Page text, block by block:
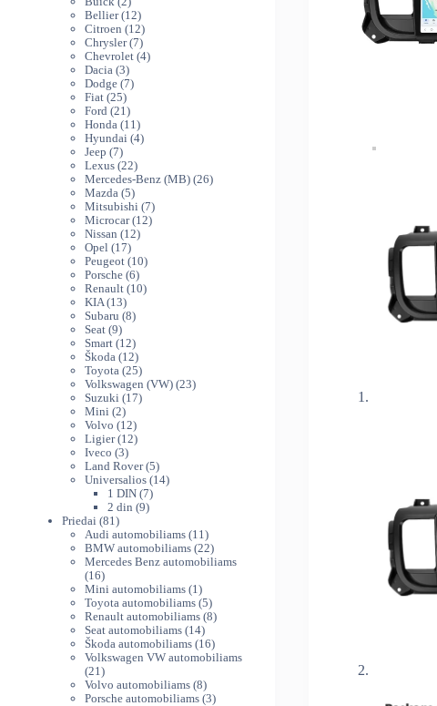
produktai
Bellier 1212
produktų
Citroen 1212
produktų
Chrysler 77
produktai
Chevrolet 44
Dacia 33
produktai
Dodge 77
Fiat 2525
produktai
Ford 21 21
produktas
Honda 11 11
produktų
Hyundai 44
Jeep 77
produktai
Lexus 2222
produktai
Mercedes-Benz (MB) 2626
Mazda 55
produktai
Mitsubishi 77
produktai
Microcar 1212
Nissan 1212
Opel 1717
produktų
Peugeot 1010
Porsche 66
produktai
Renault 1010
KIA 1313
produktų
Subaru 88
Seat 99
produktai
Smart 1212
produktų
Škoda 1212
produktų
Toyota 2525
produktai
Volkswagen (VW) 2323
Suzuki 1717
Mini 22
produktai
Volvo 1212
produktų
Ligier 1212
Iveco 33
produktai
Land Rover 55
produktai
Universalios 1414
1 DIN 77
produktai
2 din 99
Priedai 81 81
produktas
Audi automobiliams 11 11
produktų
BMW automobiliams 2222
produktai
Mercedes Benz automobiliams
1616
produktų
Mini automobiliams 1 1
produktas
Toyota automobiliams 55
produktai
Renault automobiliams 88
Seat automobiliams 1414
produktų
Škoda automobiliams 1616
produktų
Volkswagen VW automobiliams
21 21
produktas
Volvo automobiliams 88
produktai
Porsche automobiliams 33